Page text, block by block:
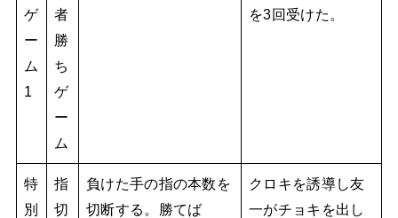
ゲ
ー
ム
1
者
勝
ち
ゲ
ー
ム
を3回受けた。
特
別
指
切
負けた手の指の本数を
切断する。勝てば
クロキを誘導し友
一がチョキを出し